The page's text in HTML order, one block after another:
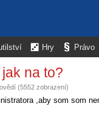
Hry Právo
na to?
(5552 zobrazení)
,aby som som